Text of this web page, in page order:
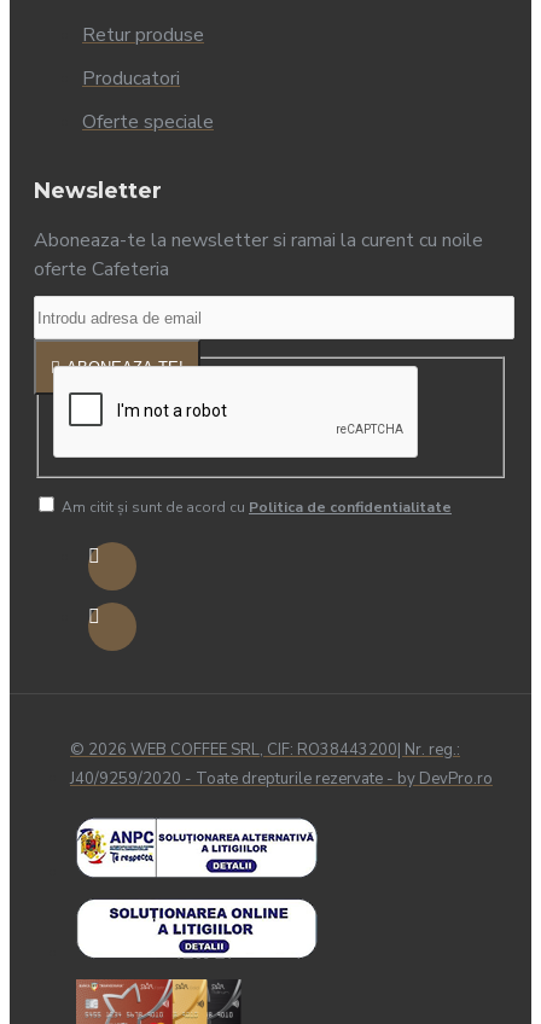
Retur produse
Producatori
Oferte speciale
Newsletter
Aboneaza-te la newsletter si ramai la curent cu noile
oferte Cafeteria
ABONEAZA-TE!
Am citit şi sunt de acord cu Politica de confidentialitate
© 2026 WEB COFFEE SRL, CIF: RO38443200| Nr. reg.:
J40/9259/2020 - Toate drepturile rezervate - by DevPro.ro